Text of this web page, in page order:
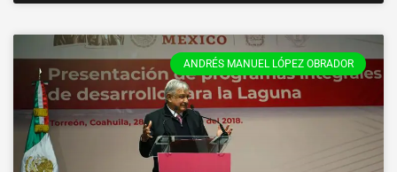
ANDRÉS MANUEL LÓPEZ OBRADOR